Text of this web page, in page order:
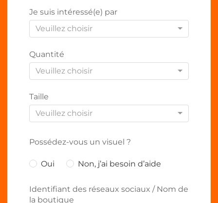
Je suis intéressé(e) par
Veuillez choisir
Quantité
Veuillez choisir
Taille
Veuillez choisir
Possédez-vous un visuel ?
Oui Non, j’ai besoin d’aide
Identifiant des réseaux sociaux / Nom de
la boutique